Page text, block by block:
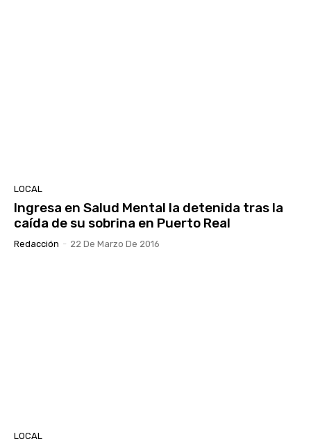
LOCAL
Ingresa en Salud Mental la detenida tras la
caída de su sobrina en Puerto Real
Redacción - 22 De Marzo De 2016
LOCAL